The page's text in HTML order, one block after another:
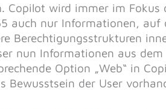
Copilot wird immer im Fokus
auch nur Informationen,
Berechtigungsstrukturen
nun Informationen aus
Option „Web“ in
Bewusstsein der User